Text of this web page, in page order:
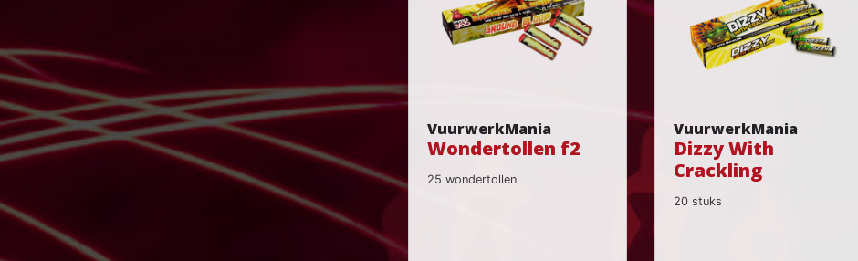
VuurwerkMania
Wondertollen f2
25 wondertollen
VuurwerkMania
Dizzy With
Crackling
20 stuks